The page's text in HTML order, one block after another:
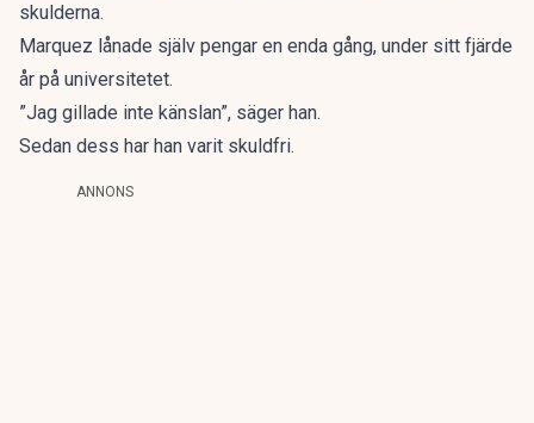
skulderna.
Marquez lånade själv pengar en enda gång, under sitt fjärde
år på universitetet.
”Jag gillade inte känslan”, säger han.
Sedan dess har han varit skuldfri.
ANNONS